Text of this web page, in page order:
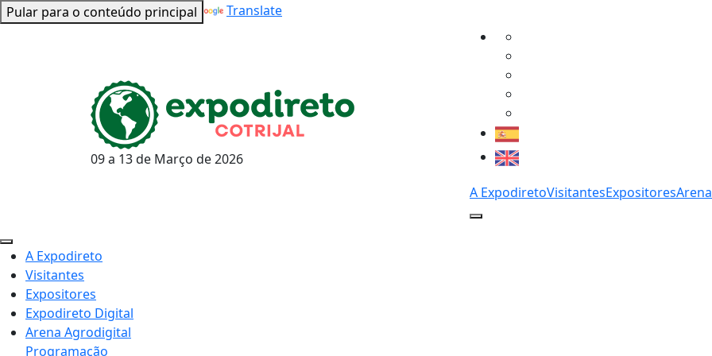
Powered by Translate
Pular para o conteúdo principal
09 a 13 de Março de 2026
A ExpodiretoVisitantesExpositores
A Expodireto
Visitantes
Expositores
Expodireto Digital
Arena Agrodigital
Programação